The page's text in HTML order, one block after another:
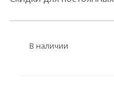
В наличии